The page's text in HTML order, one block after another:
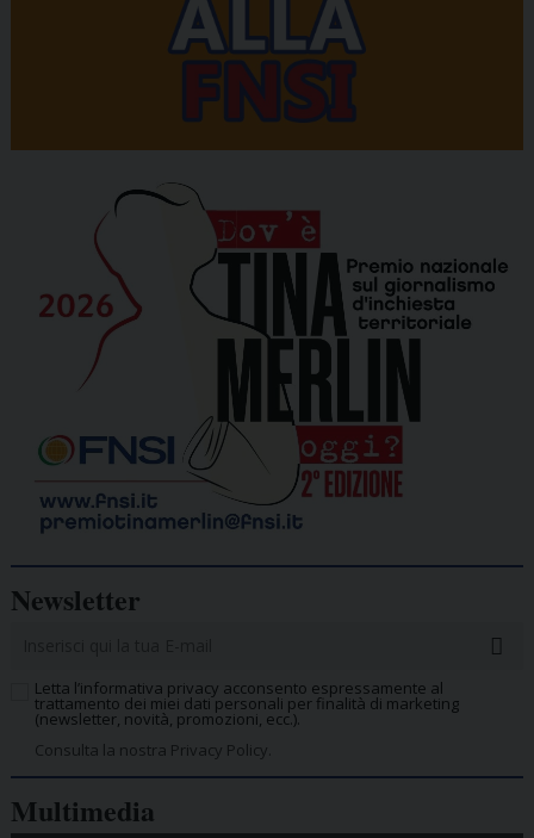
Newsletter
Letta l’informativa privacy acconsento espressamente al
trattamento dei miei dati personali per finalità di marketing
(newsletter, novità, promozioni, ecc.).
Consulta la nostra Privacy Policy.
Multimedia